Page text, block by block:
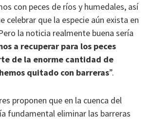
con peces de ríos y humedales, así
celebrar que la especie aún exista en
la noticia realmente buena sería
a recuperar para los peces
de la enorme cantidad de
quitado con barreras”.
proponen que en la cuenca del
fundamental eliminar las barreras